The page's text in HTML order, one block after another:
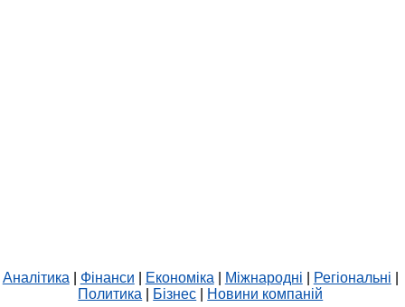
Аналітика Фінанси Економіка Міжнародні Регіональні
Политика
Бізнес Новини компаній